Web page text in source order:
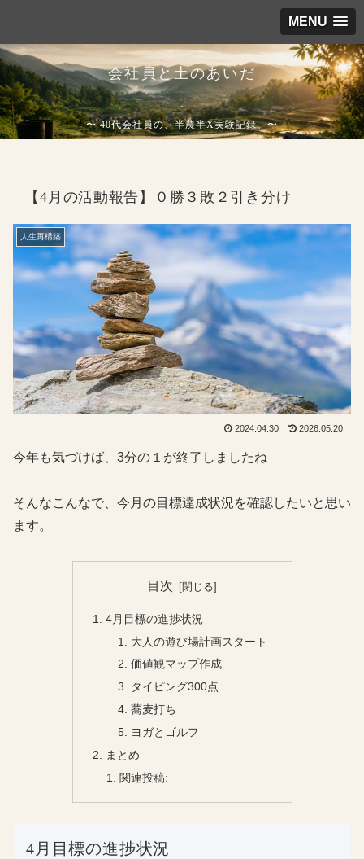
MENU
会社員と土のあいだ
〜 40代会社員の、半農半X実験記録。〜
【4月の活動報告】０勝３敗２引き分け
人生再構築
2024.04.30 2026.05.20
今年も気づけば、3分の１が終了しましたね
そんなこんなで、今月の目標達成状況を確認したいと思い
ます。
目次
4月目標の進捗状況
大人の遊び場計画スタート
価値観マップ作成
タイピング300点
蕎麦打ち
ヨガとゴルフ
まとめ
関連投稿:
4月目標の進捗状況